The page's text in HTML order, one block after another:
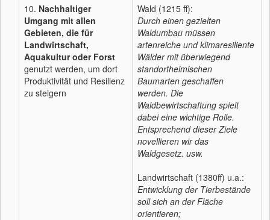
10. Nachhaltiger
Umgang mit allen
Gebieten, die für
Landwirtschaft,
Aquakultur oder Forst
genutzt werden, um dort
Produktivität und Resilienz
zu steigern
Wald (1215 ff):
Durch einen gezielten
Waldumbau müssen
artenreiche und klimaresiliente
Wälder mit überwiegend
standortheimischen
Baumarten geschaffen
werden. Die
Waldbewirtschaftung spielt
dabei eine wichtige Rolle.
Entsprechend dieser Ziele
novellieren wir das
Waldgesetz. usw.
Landwirtschaft (1380ff) u.a.:
Entwicklung der Tierbestände
soll sich an der Fläche
orientieren;